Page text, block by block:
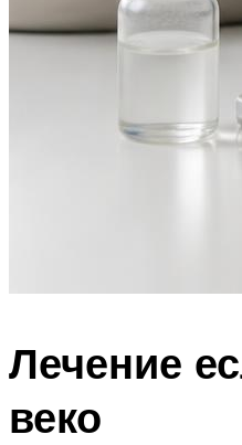
Лечение
веко